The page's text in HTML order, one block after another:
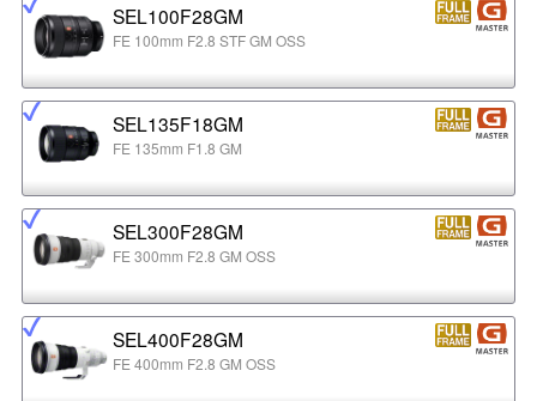
SEL100F28GM
FE 100mm F2.8 STF GM OSS
SEL135F18GM
FE 135mm F1.8 GM
SEL300F28GM
FE 300mm F2.8 GM OSS
SEL400F28GM
FE 400mm F2.8 GM OSS